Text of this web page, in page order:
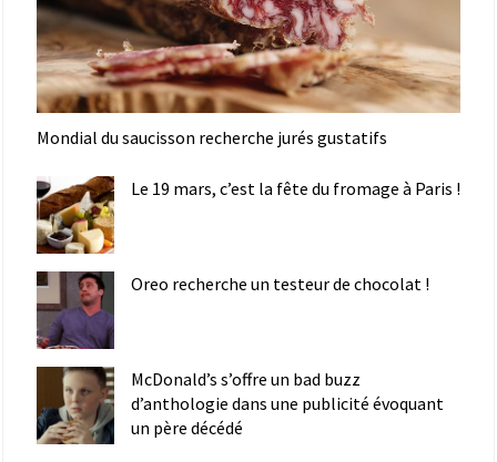
Mondial du saucisson recherche jurés gustatifs
Le 19 mars, c’est la fête du fromage à Paris !
Oreo recherche un testeur de chocolat !
McDonald’s s’offre un bad buzz
d’anthologie dans une publicité évoquant
un père décédé